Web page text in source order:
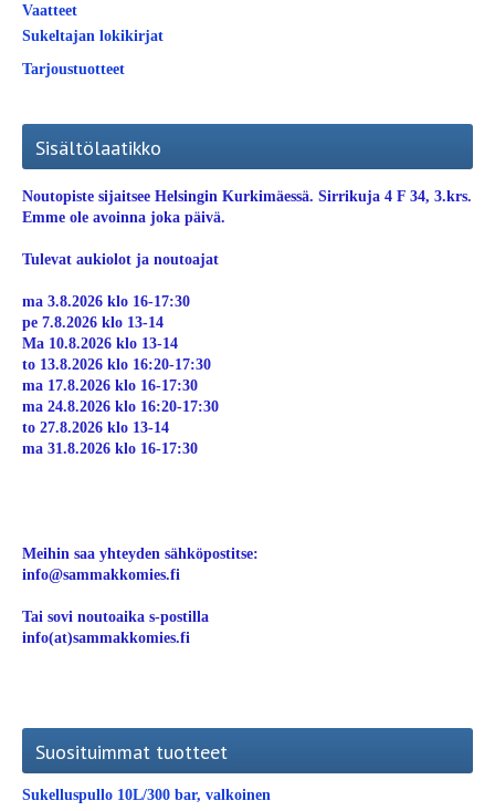
Vaatteet
Sukeltajan lokikirjat
Tarjoustuotteet
Sisältölaatikko
Noutopiste sijaitsee Helsingin Kurkimäessä. Sirrikuja 4 F 34, 3.krs.
Emme ole avoinna joka päivä.
Tulevat aukiolot ja noutoajat
ma 3.8.2026 klo 16-17:30
pe 7.8.2026 klo 13-14
Ma 10.8.2026 klo 13-14
to 13.8.2026 klo 16:20-17:30
ma 17.8.2026 klo 16-17:30
ma 24.8.2026 klo 16:20-17:30
to 27.8.2026 klo 13-14
ma 31.8.2026 klo 16-17:30
Meihin saa yhteyden sähköpostitse:
info@sammakkomies.fi
Tai sovi noutoaika s-postilla
info(at)sammakkomies.fi
Suosituimmat tuotteet
Sukelluspullo 10L/300 bar, valkoinen